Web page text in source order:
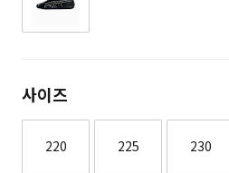
사이즈
220 225 230